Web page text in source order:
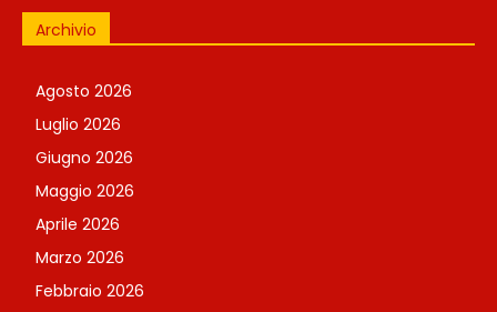
Archivio
Agosto 2026
Luglio 2026
Giugno 2026
Maggio 2026
Aprile 2026
Marzo 2026
Febbraio 2026